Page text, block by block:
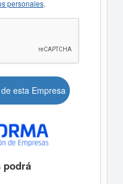
personales.
esta Empresa
podrá